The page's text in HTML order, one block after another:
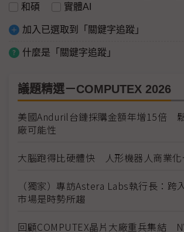
和碩
實體AI
加入已選取到「關鍵字追蹤」
什麼是「關鍵字追蹤」
議題精選－COMPUTEX 2026
美國Anduril台鏈採購金額年增15倍
廠可能性
大腦跑得比硬體快 人形機器人商業化
（獨家）專訪Astera Labs執行長：跨
市場是時勢所趨
回顧COMPUTEX晶片大廠重兵集結